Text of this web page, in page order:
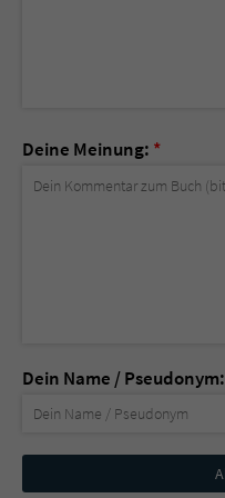
Deine Meinung: *
Dein Name / Pseudonym:
Nicht
ausfüllen!